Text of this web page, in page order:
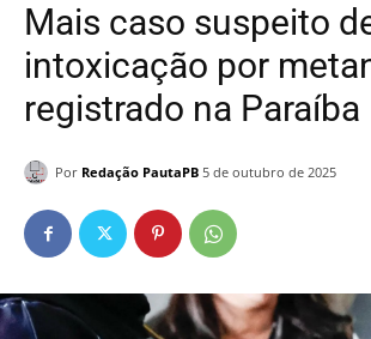
Mais caso suspeito
intoxicação por
registrado na Paraíba
Por Redação PautaPB 5 de outubro de 2025